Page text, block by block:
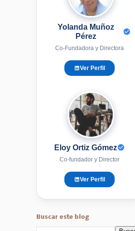
Yolanda Muñoz
Pérez
Co-Fundadora y Directora
Ver Perfil
EG
Eloy Ortiz Gómez
Co-fundador y Director
Ver Perfil
Buscar este blog